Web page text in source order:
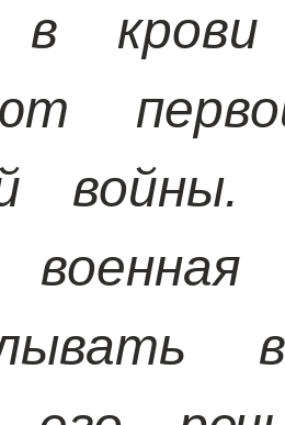
в
войны.